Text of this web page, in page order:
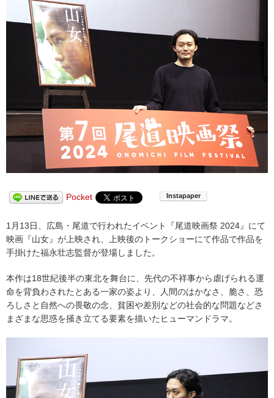
Pocket
1月13日、広島・尾道で行われたイベント『尾道映画祭 2024』にて
映画『山女』が上映され、上映後のトークショーにて作品で作品を
手掛けた福永壮志監督が登場しました。
本作は18世紀後半の東北を舞台に、先代の不祥事から虐げられる運
命を背負わされたとある一家の姿より、人間のはかなさ、脆さ、恐
ろしさと自然への畏敬の念、貧困や差別などの社会的な問題などさ
まざまな思惑を掻き立てる要素を描いたヒューマンドラマ。